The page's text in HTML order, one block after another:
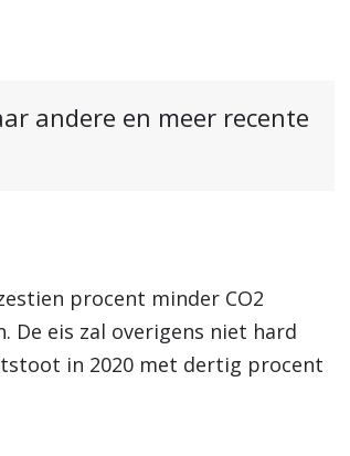
andere en meer recente
procent minder CO2
De eis zal overigens niet hard
in 2020 met dertig procent